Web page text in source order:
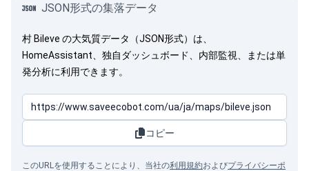
JSON形式の集落データ
村 Bileve の大気質データ（JSON形式）は、
HomeAssistant、独自ダッシュボード、内部監視、または単
発分析に利用できます。
コピー
このURLを使用することにより、当社の利用規約およびプライバシーポ